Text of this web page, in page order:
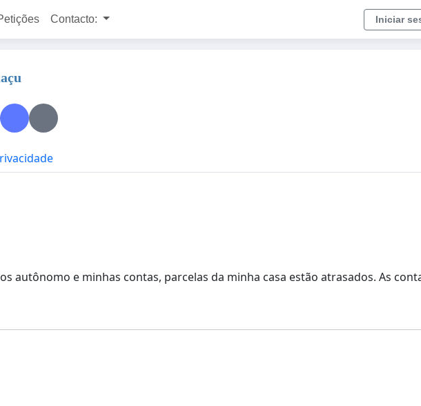
Contacto: Iniciar
autônomo e minhas contas, parcelas da minha casa estão atrasados. As